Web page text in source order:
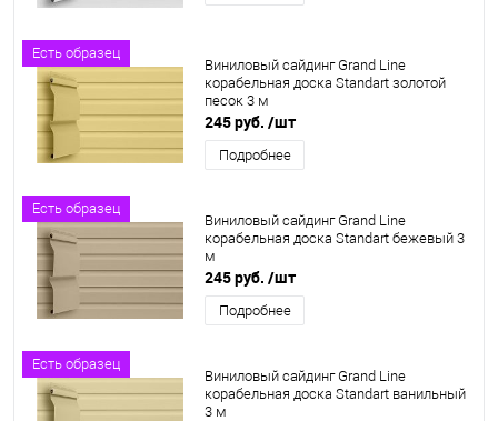
Есть образец
Виниловый сайдинг Grand Line
корабельная доска Standart золотой
песок 3 м
245 руб. /шт
Подробнее
Есть образец
Виниловый сайдинг Grand Line
корабельная доска Standart бежевый 3
м
245 руб. /шт
Подробнее
Есть образец
Виниловый сайдинг Grand Line
корабельная доска Standart ванильный
3 м